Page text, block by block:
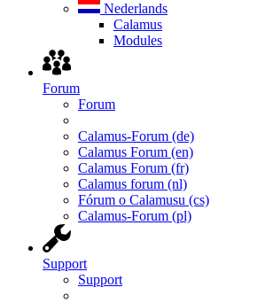
Nederlands
Calamus
Modules
Forum
Forum
Calamus-Forum (de)
Calamus Forum (en)
Calamus Forum (fr)
Calamus forum (nl)
Fórum o Calamusu (cs)
Calamus-Forum (pl)
Support
Support